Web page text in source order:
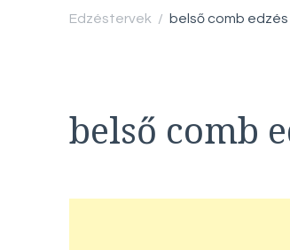
Edzéstervek / belső comb
belső comb